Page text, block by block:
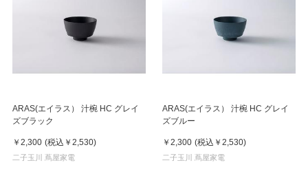
ARAS(エイラス） 汁椀 HC グレイ
ズブラック
￥2,300 (税込 ￥2,530)
二子玉川 蔦屋家電
ARAS(エイラス） 汁椀 HC グレイ
ズブルー
￥2,300 (税込 ￥2,530)
二子玉川 蔦屋家電